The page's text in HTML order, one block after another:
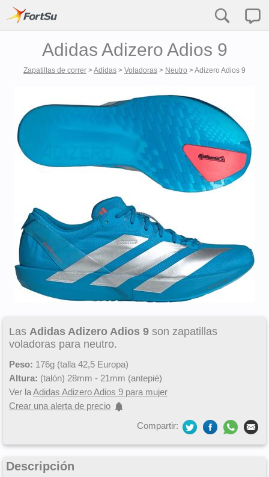
Adidas Adizero Adios 9
Zapatillas de correr >Adidas > Voladoras > Neutro >Adizero Adios 9
Las Adidas Adizero Adios 9 son zapatillas
voladoras para neutro.
Peso: 176g (talla 42,5 Europa)
Altura: (talón) 28mm - 21mm (antepié)
Ver laAdidas Adizero Adios 9 para mujer
Crear una alerta de precio
Compartir:
Descripción